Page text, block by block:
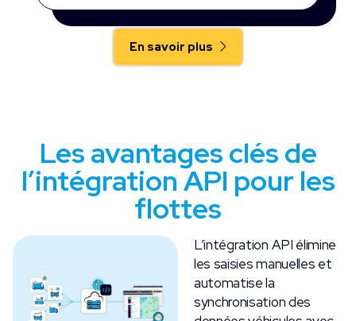
En savoir plus
Les avantages clés de
l’intégration API pour les
flottes
L’intégration API élimine
les saisies manuelles et
automatise la
synchronisation des